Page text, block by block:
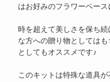
はお好みのフラワーベー
時を超えて美しさを保ち
な方への贈り物としては
としてもオススメです♪
このキットは特殊な道具